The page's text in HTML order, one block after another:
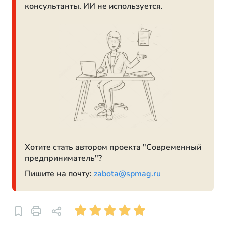
консультанты. ИИ не используется.
Хотите стать автором проекта "Современный
предприниматель"?
Пишите на почту: zabota@spmag.ru